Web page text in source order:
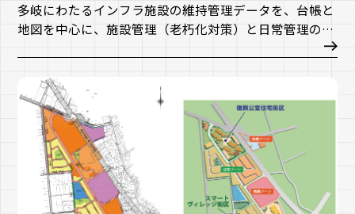
多岐にわたるインフラ施設の維持管理データを、台帳と
地図を中心に、施設管理（老朽化対策）と日常管理の2
つの主要な業務フローに合わせて一元的に管理するクラ